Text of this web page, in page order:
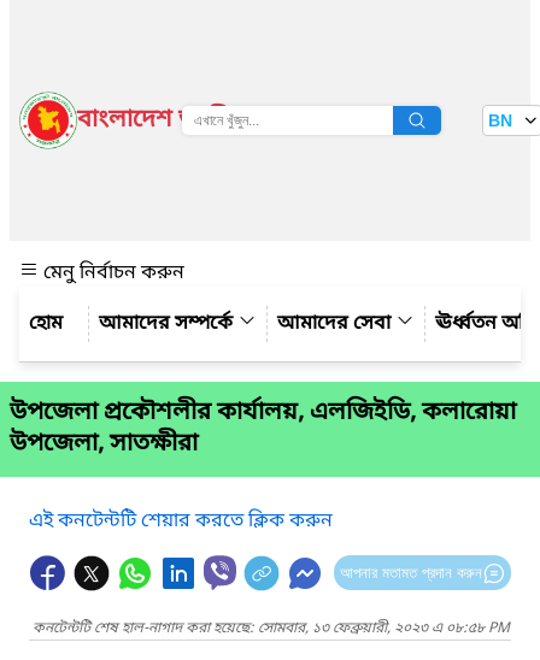
বাংলাদেশ জাতীয় তথ্য বাতায়ন BN
মেনু নির্বাচন করুন
আমাদের সম্পর্কে
আমাদের সেবা ঊর্ধ্বতন
উপজেলা প্রকৌশলীর কার্যালয়, এলজিইডি, কলারোয়া
উপজেলা, সাতক্ষীরা
এই কনটেন্টটি শেয়ার করতে ক্লিক করুন
আপনার মতামত প্রদান করুন
কনটেন্টটি শেষ হাল-নাগাদ করা হয়েছে: সোমবার, ১৩ ফেব্রুয়ারী, ২০২৩ এ ০৮:৫৮ PM